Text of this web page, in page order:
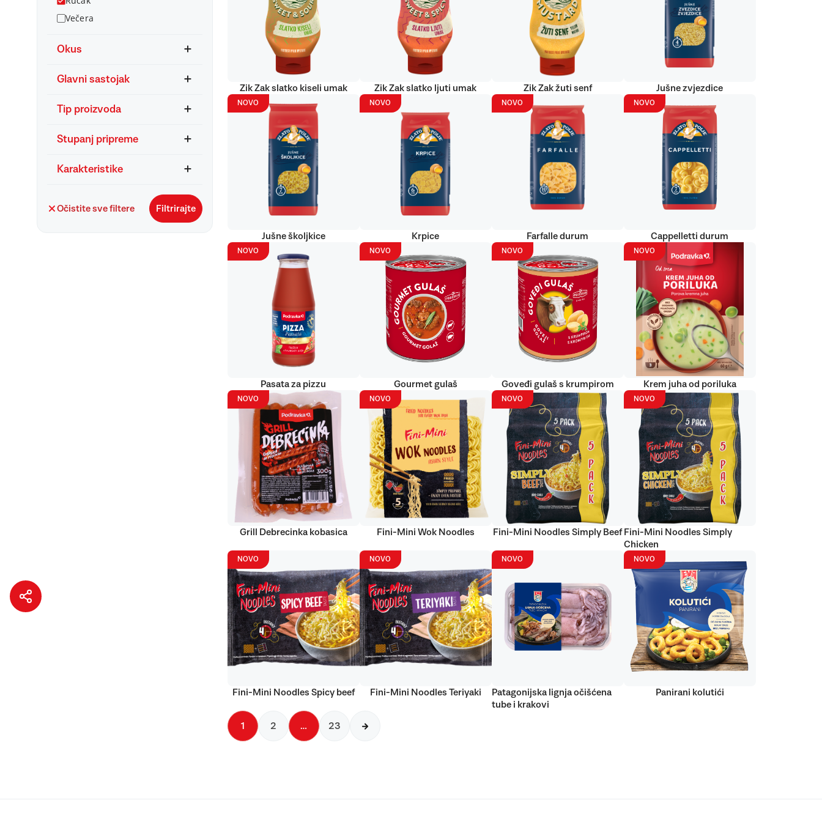
Večera
Okus
Glavni sastojak
Tip proizvoda
Stupanj pripreme
Karakteristike
Očistite sve filtere Filtrirajte
Zik Zak slatko kiseli umak Zik Zak slatko ljuti umak Zik Zak žuti senf Jušne zvjezdice
NOVO
Jušne školjkice
NOVO
Krpice
NOVO
Farfalle durum
NOVO
Cappelletti durum
NOVO
Pasata za pizzu
NOVO
Gourmet gulaš
NOVO
Goveđi gulaš s krumpirom
NOVO
Krem juha od poriluka
NOVO
Grill Debrecinka kobasica
NOVO
Fini-Mini Wok Noodles
NOVO
Fini-Mini Noodles Simply Beef
NOVO
Fini-Mini Noodles Simply
Chicken
NOVO
Fini-Mini Noodles Spicy beef
NOVO
Fini-Mini Noodles Teriyaki
NOVO
Patagonijska lignja očišćena
tube i krakovi
NOVO
Panirani kolutići
1 2 … 23